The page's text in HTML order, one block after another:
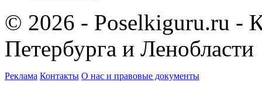
© 2026 - Poselkiguru.ru -
Петербурга и Ленобласти
Реклама Контакты О нас и правовые документы